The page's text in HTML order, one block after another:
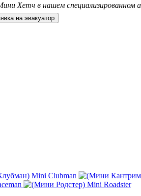
Хетч в нашем специализированном
заявка на эвакуатор
Mini Clubman
Mini Roadster